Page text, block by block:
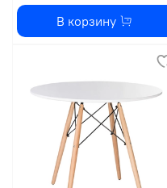
В корзину